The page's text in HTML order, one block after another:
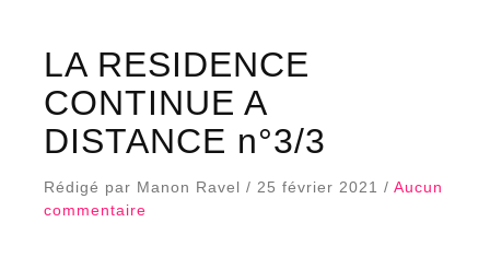
LA RESIDENCE
CONTINUE A
DISTANCE n°3/3
Rédigé par Manon Ravel / 25 février 2021 / Aucun
commentaire